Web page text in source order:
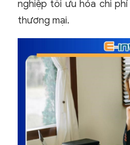
nghiệp tối ưu hóa chi
thương mại.